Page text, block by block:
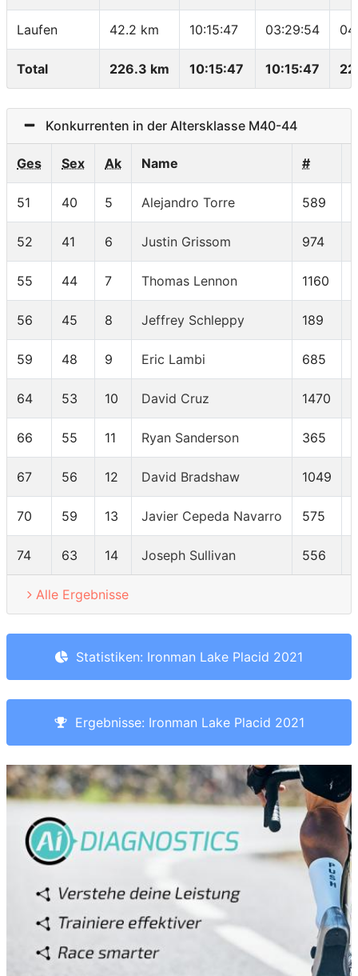
Laufen 42.2 km 10:15:47 03:29:54
Total 226.3 km 10:15:47 10:15:47
Konkurrenten in der Altersklasse M40-44
Ges Sex Ak Name #
51 40 5 Alejandro Torre 589
52 41 6 Justin Grissom 974
55 44 7 Thomas Lennon 1160
56 45 8 Jeffrey Schleppy 189
59 48 9 Eric Lambi 685
64 53 10 David Cruz 1470
66 55 11 Ryan Sanderson 365
67 56 12 David Bradshaw 1049
70 59 13 Javier Cepeda Navarro 575
74 63 14 Joseph Sullivan 556
Alle Ergebnisse
Statistiken: Ironman Lake Placid 2021
Ergebnisse: Ironman Lake Placid 2021